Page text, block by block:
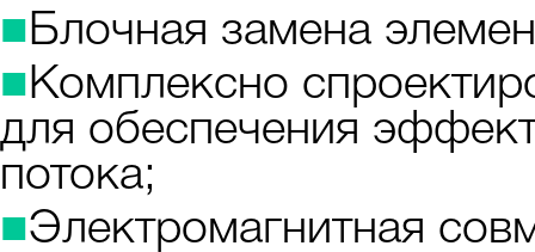
■ Блочная замена
■ Комплексно
для обеспечения
потока;
■Электромагнитная